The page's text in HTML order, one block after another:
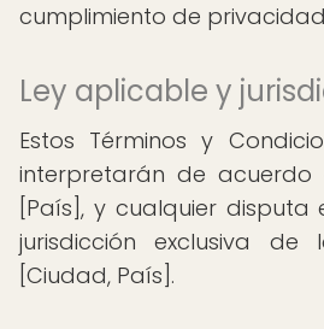
cumplimiento de
Ley aplicable y
Estos Términos y
interpretarán de acuerdo
[País], y cualquier
jurisdicción exclusiva de
[Ciudad, País].